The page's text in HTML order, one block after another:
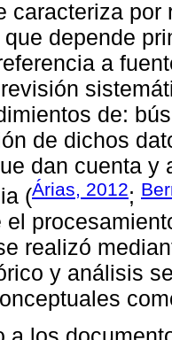
caracteriza
depende
a
de:
de dichos
dan cuenta y
(Árias, 2012;
el
realizó
y análisis